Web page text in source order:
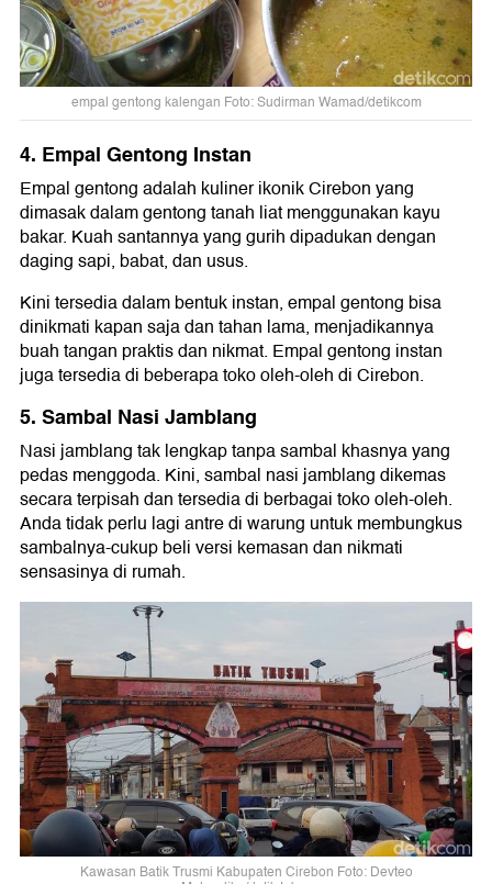
empal gentong kalengan Foto: Sudirman Wamad/detikcom
4. Empal Gentong Instan
Empal gentong adalah kuliner ikonik Cirebon yang
dimasak dalam gentong tanah liat menggunakan kayu
bakar. Kuah santannya yang gurih dipadukan dengan
daging sapi, babat, dan usus.
Kini tersedia dalam bentuk instan, empal gentong bisa
dinikmati kapan saja dan tahan lama, menjadikannya
buah tangan praktis dan nikmat. Empal gentong instan
juga tersedia di beberapa toko oleh-oleh di Cirebon.
5. Sambal Nasi Jamblang
Nasi jamblang tak lengkap tanpa sambal khasnya yang
pedas menggoda. Kini, sambal nasi jamblang dikemas
secara terpisah dan tersedia di berbagai toko oleh-oleh.
Anda tidak perlu lagi antre di warung untuk membungkus
sambalnya-cukup beli versi kemasan dan nikmati
sensasinya di rumah.
Kawasan Batik Trusmi Kabupaten Cirebon Foto: Devteo